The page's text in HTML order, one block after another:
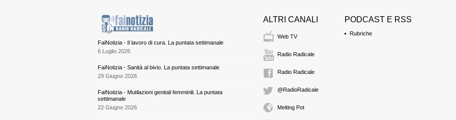
avvocato
difesa
FaiNotizia - Il lavoro di cura. La puntata settimanale
6 Luglio 2026
FaiNotizia - Sanità al bivio. La puntata settimanale
29 Giugno 2026
FaiNotizia - Mutilazioni genitali femminili. La puntata
settimanale
22 Giugno 2026
ALTRI CANALI
Web TV
Radio Radicale
Radio Radicale
@RadioRadicale
Melting Pot
PODCAST E RSS
Rubriche